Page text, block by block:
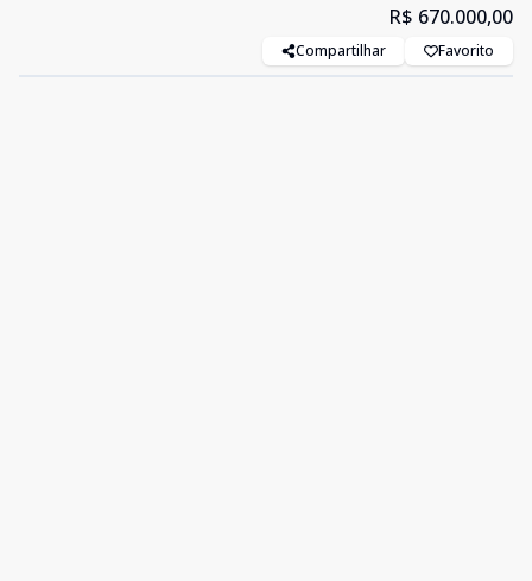
R$ 670.000,00
Compartilhar Favorito